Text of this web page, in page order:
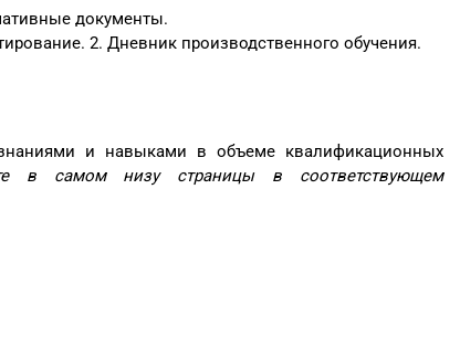
документы.
2. Дневник производственного обучения.
и навыками в объеме квалификационных
в самом низу страницы в соответствующем